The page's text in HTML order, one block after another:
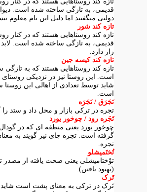
قدیمی، به تازگی ساخته شده است.
دولتی میگفتند اما دلیل این نام معلوم
تازه کند شور
تازه کند روستاهایی هستند که در کنار
قدیمی، به تازگی ساخته شده است.
زار دارد.
تازه کند کیسه جین
تازه کند روستاهایی هستند که به
است. این روستا نیز در نزدیکی
شاید توسط تعدادی از اهالی این روستا
است.
تَجَرَق / تَجَرَه
تجره در ترکی بازار و محل داد و ستد را
تَجَره رود / چوخور یورد
چوخور یورد یعنی منطقه ای که در گودال
گرفته است. تجره چای نیز گویند به
تجره.
تُختَمیشلو
توْختامیشلی یعنی صحت یافته از مصدر
(بهبود یافتن).
تَرک
تَرک در ترکی به معنای پشت است شاید